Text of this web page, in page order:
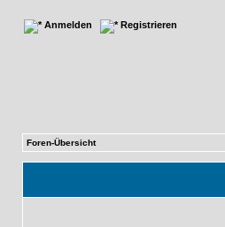
Anmelden Registrieren
Foren-Übersicht